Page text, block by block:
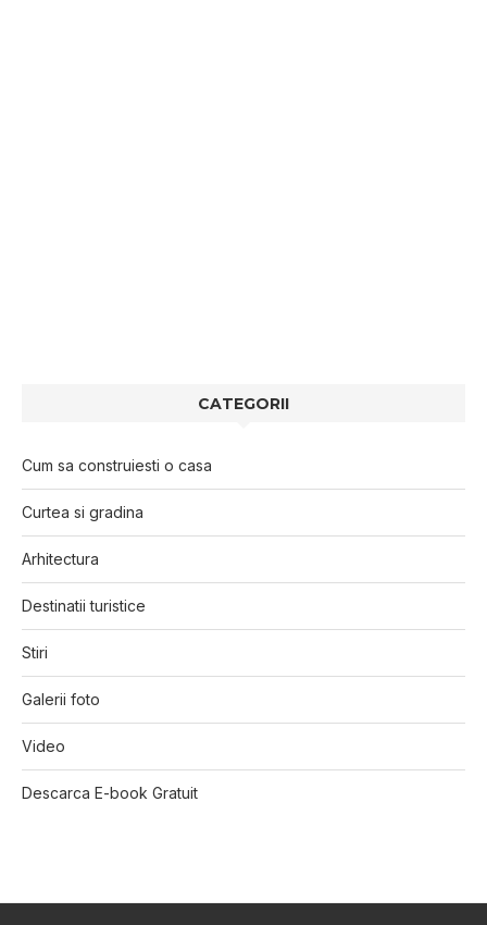
CATEGORII
Cum sa construiesti o casa
Curtea si gradina
Arhitectura
Destinatii turistice
Stiri
Galerii foto
Video
Descarca E-book Gratuit